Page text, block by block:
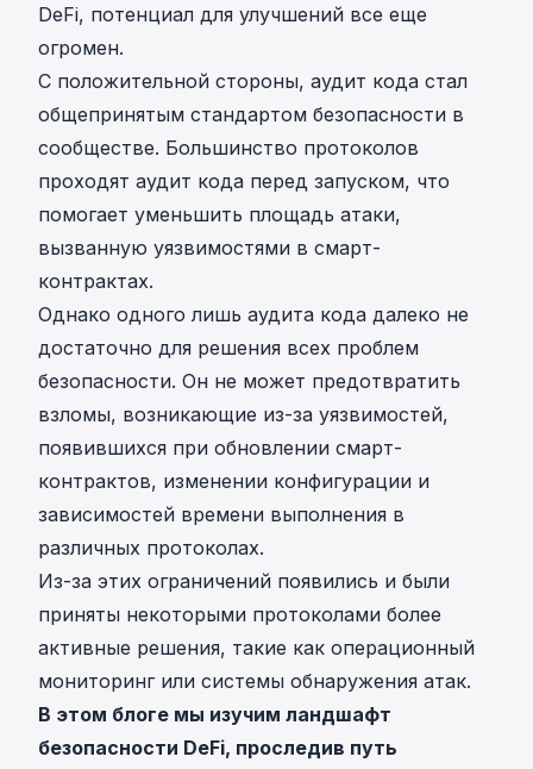
DeFi, потенциал для улучшений все еще
огромен.
С положительной стороны, аудит кода стал
общепринятым стандартом безопасности в
сообществе. Большинство протоколов
проходят аудит кода перед запуском, что
помогает уменьшить площадь атаки,
вызванную уязвимостями в смарт-
контрактах.
Однако одного лишь аудита кода далеко не
достаточно для решения всех проблем
безопасности. Он не может предотвратить
взломы, возникающие из-за уязвимостей,
появившихся при обновлении смарт-
контрактов, изменении конфигурации и
зависимостей времени выполнения в
различных протоколах.
Из-за этих ограничений появились и были
приняты некоторыми протоколами более
активные решения, такие как операционный
мониторинг или системы обнаружения атак.
В этом блоге мы изучим ландшафт
безопасности DeFi, проследив путь